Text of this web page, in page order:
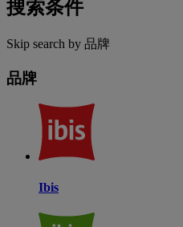
搜索条件
Skip search by 品牌
品牌
Ibis